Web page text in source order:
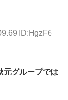
ID:HgzF6
元グループでは